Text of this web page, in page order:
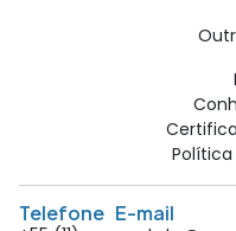
Telefone E-mail